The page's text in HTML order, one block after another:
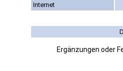
Internet
Ergänzungen oder